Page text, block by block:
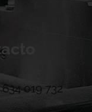
634 019 732